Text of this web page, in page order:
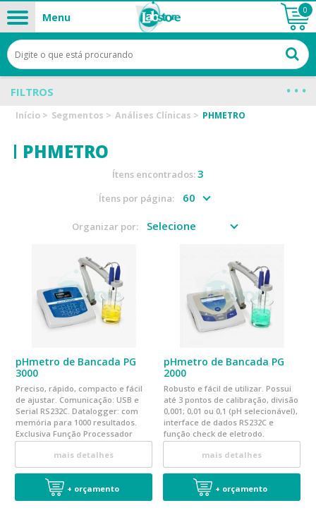
Menu
0
Início > Segmentos > Análises Clínicas > PHMETRO
FILTROS
PHMETRO
Ítens encontrados:3
Ítens por página:
Organizar por:
pHmetro de Bancada PG
3000
Preciso, rápido, compacto e fácil
de ajustar. Comunicação: USB e
Serial RS232C. Datalogger: com
memória para 1000 resultados.
Exclusiva Função Processador
Estatístico
mais detalhes
+ orçamento
pHmetro de Bancada PG
2000
Robusto e fácil de utilizar. Possui
até 3 pontos de calibração, divisão
0,001; 0,01 ou 0,1 (pH selecionável),
interface de dados RS232C e
função check de eletrodo.
mais detalhes
+ orçamento